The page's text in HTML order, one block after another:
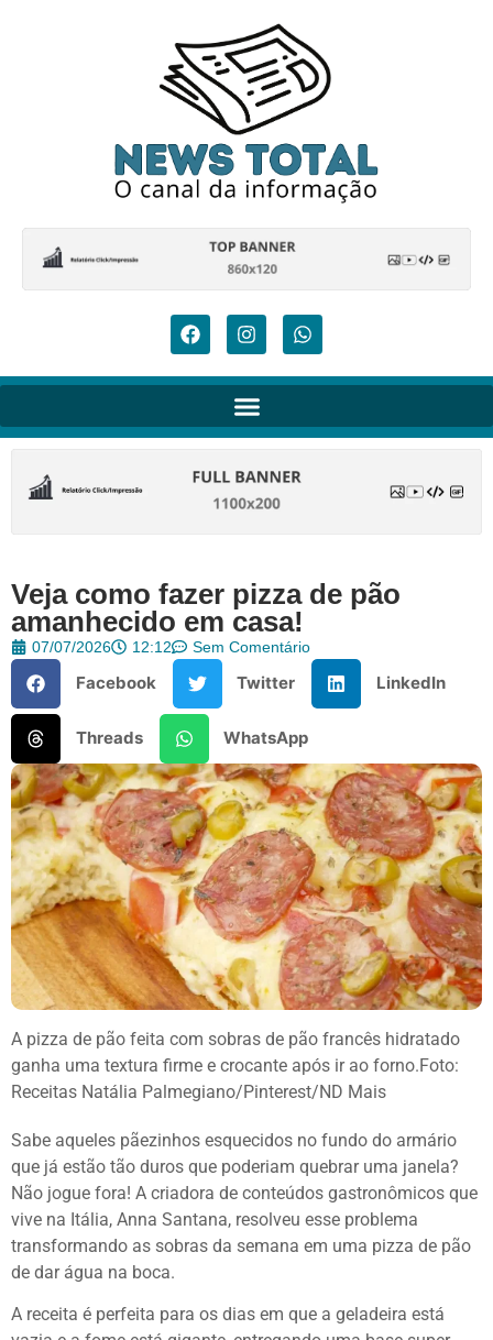
Veja como fazer pizza de pão
amanhecido em casa!
07/07/2026 12:12 Sem Comentário
Facebook Twitter LinkedIn
Threads WhatsApp
A pizza de pão feita com sobras de pão francês hidratado
ganha uma textura firme e crocante após ir ao forno.Foto:
Receitas Natália Palmegiano/Pinterest/ND Mais
Sabe aqueles pãezinhos esquecidos no fundo do armário
que já estão tão duros que poderiam quebrar uma janela?
Não jogue fora! A criadora de conteúdos gastronômicos que
vive na Itália, Anna Santana, resolveu esse problema
transformando as sobras da semana em uma pizza de pão
de dar água na boca.
A receita é perfeita para os dias em que a geladeira está